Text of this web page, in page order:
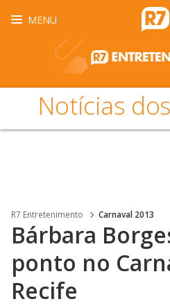
MENU
Notícias
R7 Entretenimento Carnaval 2013
Bárbara
ponto no
Recife